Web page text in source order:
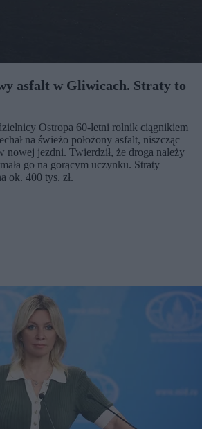
asfalt w Gliwicach. Straty to
Ostropa 60-letni rolnik ciągnikiem
na świeżo położony asfalt, niszcząc
nowej jezdni. Twierdził, że droga należy
go na gorącym uczynku. Straty
ok. 400 tys. zł.